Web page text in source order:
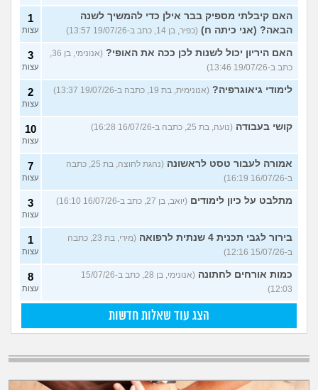
האם קיבלתי מספיק בבר אילן כדי להמשיך לשנה
הבאה? (אני כיתה ח) (כפיר, בן 14, כתב ב-19/07/26 13:57)
1
עצות
האם היריון יכול לשנות לכן ככה את האופי?
(אנונימי, בן 36,
כתב ב-19/07/26 13:46)
3
עצות
לימודי גיאוגרפיה? (אנונימית, בת 19, כתבה ב-19/07/26 13:37) 2
עצות
קושי בעבודה (נועה, בת 25, כתבה ב-16/07/26 16:28) 10
עצות
אמורה לעבור טסט לראשונה
(נהגת לחוצה, בת 25, כתבה
ב-16/07/26 16:19)
7
עצות
מתלבט על כיון לימודים (יואב, בן 27, כתב ב-16/07/26 16:10) 3
עצות
בירור לגבי תכנית 4 שנתית לרפואה
(מירי, בת 23, כתבה
ב-15/07/26 12:16)
1
עצות
כמות אורחים לחתונה
(אנונימי, בן 28, כתב ב-15/07/26
12:03)
8
עצות
הצג עוד שאלות חדשות